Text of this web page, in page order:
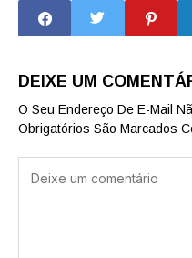
anos
DEIXE UM
O Seu Endereço De E-Mail
Obrigatórios São Marcados